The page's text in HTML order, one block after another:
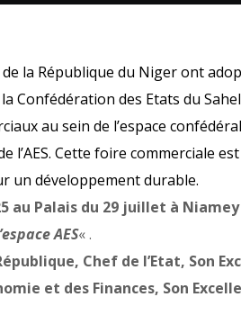
la République du Niger ont
Confédération des Etats du
au sein de l’espace
l’AES. Cette foire commerciale
un développement durable.
au Palais du 29 juillet à
AES« .
Chef de l’Etat, Son
et des Finances, Son